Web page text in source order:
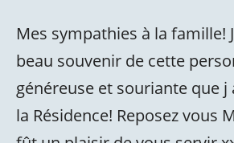
Mes sympathies à la famille!
beau souvenir de cette
généreuse et souriante que j
la Résidence! Reposez vous